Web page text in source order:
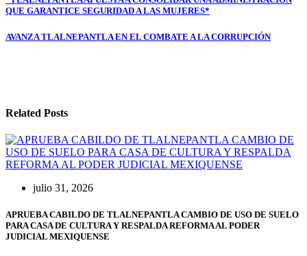
de
entradas
QUE GARANTICE SEGURIDAD A LAS MUJERES*
AVANZA TLALNEPANTLA EN EL COMBATE A LA CORRUPCIÓN
Related Posts
julio 31, 2026
APRUEBA CABILDO DE TLALNEPANTLA CAMBIO DE USO DE SUELO
PARA CASA DE CULTURA Y RESPALDA REFORMA AL PODER
JUDICIAL MEXIQUENSE